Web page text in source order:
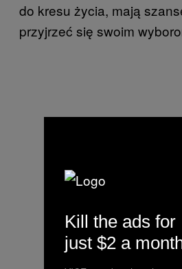
do kresu życia, mają
przyjrzeć się swoim
Kill the ads for
just $2 a